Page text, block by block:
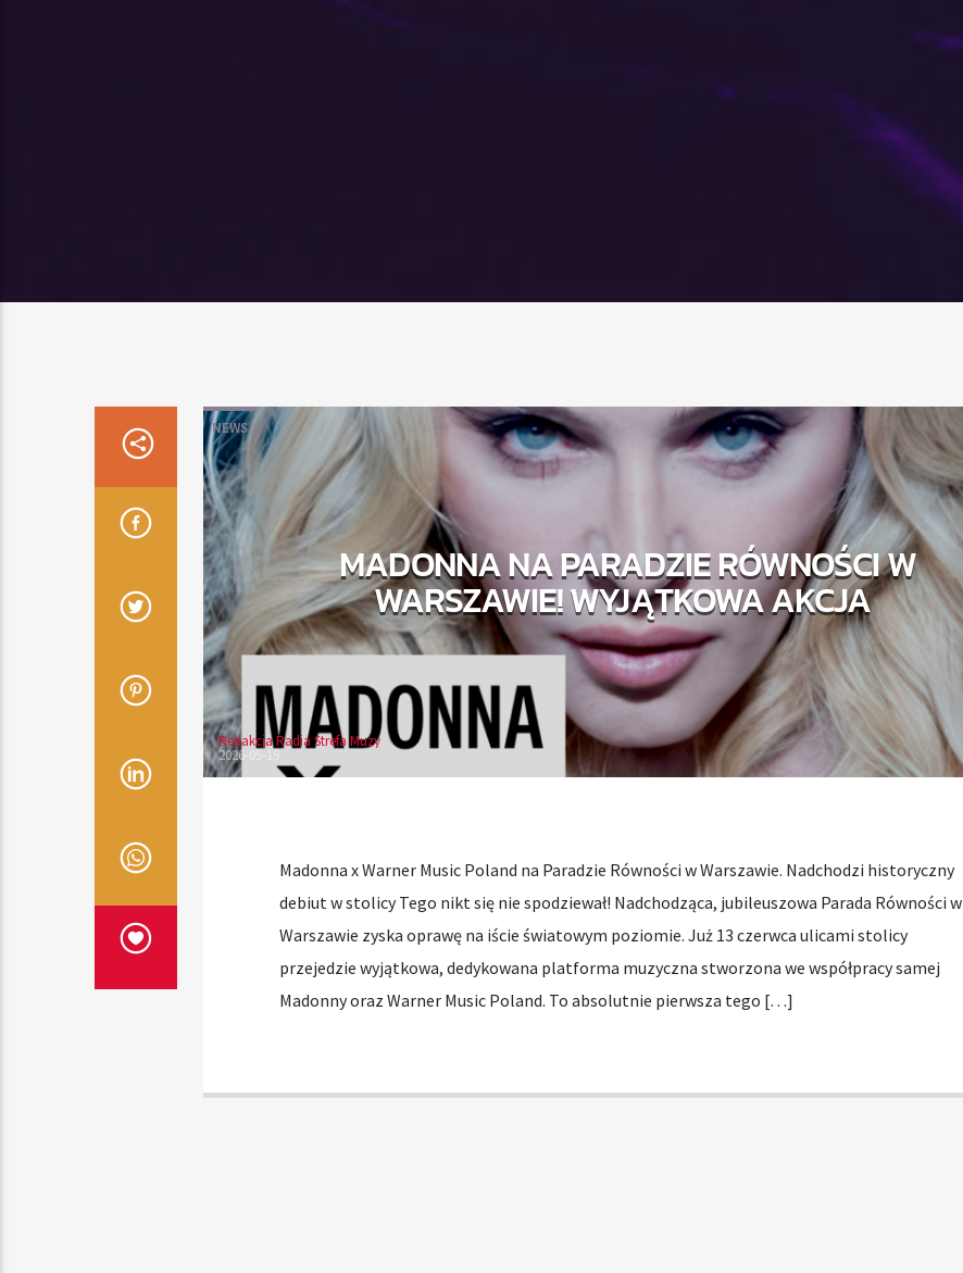
NEWS
MADONNA NA PARADZIE RÓWNOŚCI W
WARSZAWIE! WYJĄTKOWA AKCJA
Redakcja Radia Strefa Muzy
2026-05-19
Madonna x Warner Music Poland na Paradzie Równości w Warszawie. Nadchodzi historyczny
debiut w stolicy Tego nikt się nie spodziewał! Nadchodząca, jubileuszowa Parada Równości w
Warszawie zyska oprawę na iście światowym poziomie. Już 13 czerwca ulicami stolicy
przejedzie wyjątkowa, dedykowana platforma muzyczna stworzona we współpracy samej
Madonny oraz Warner Music Poland. To absolutnie pierwsza tego […]